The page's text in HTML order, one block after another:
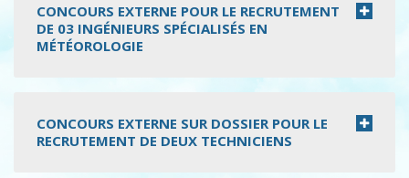
CONCOURS EXTERNE POUR LE RECRUTEMENT
DE 03 INGÉNIEURS SPÉCIALISÉS EN
MÉTÉOROLOGIE
CONCOURS EXTERNE SUR DOSSIER POUR LE
RECRUTEMENT DE DEUX TECHNICIENS